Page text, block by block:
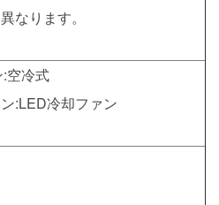
なります。
空冷式
:LED冷却ファン